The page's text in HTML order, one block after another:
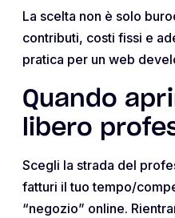
La scelta non è solo
contributi, costi fissi e
pratica per un web
Quando
libero
Scegli la strada del
fatturi il tuo tempo/
“negozio” online.